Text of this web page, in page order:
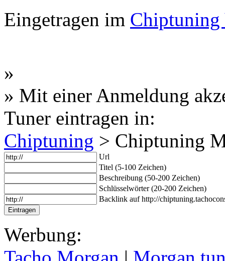
Eingetragen im Chiptuning
»
» Mit einer Anmeldung
Tuner eintragen in:
Chiptuning > Chiptuning
Url
Titel (5-100 Zeichen)
Beschreibung (50-200 Zeichen)
Schlüsselwörter (20-200 Zeichen)
Backlink auf http://
Werbung: